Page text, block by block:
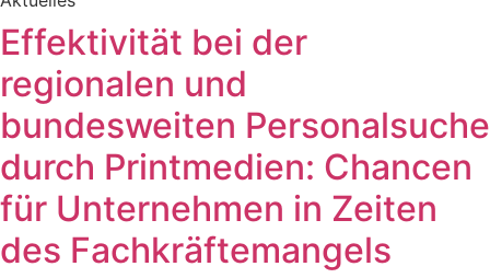
Effektivität bei der
regionalen und
bundesweiten Personalsuche
durch Printmedien: Chancen
für Unternehmen in Zeiten
des Fachkräftemangels